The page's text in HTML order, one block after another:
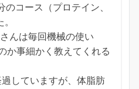
コース（プロテイン、
んは毎回機械の使い
か事細かく教えてくれる
していますが、体脂肪